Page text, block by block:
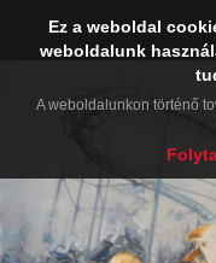
Ez a weboldal
weboldalunk
A weboldalunkon történő